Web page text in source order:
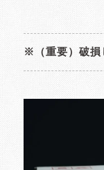
※（重要）破損